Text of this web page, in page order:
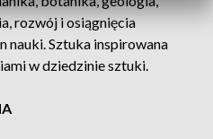
rozwój i osiągnięcia
nauki. Sztuka inspirowana
w dziedzinie sztuki.